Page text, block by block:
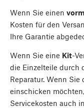
Wenn Sie einen
Kosten für den
Ihre Garantie
Wenn Sie eine Kit-
die Einzelteile durch
Reparatur. Wenn Sie
einschicken
Servicekosten auch